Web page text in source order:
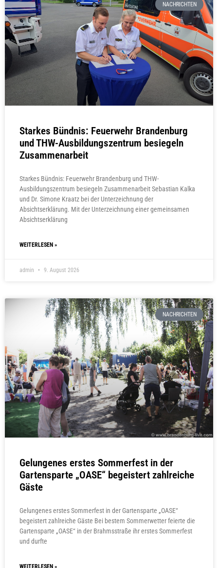
NACHRICHTEN
Starkes Bündnis: Feuerwehr Brandenburg
und THW-Ausbildungszentrum besiegeln
Zusammenarbeit
Starkes Bündnis: Feuerwehr Brandenburg und THW-
Ausbildungszentrum besiegeln Zusammenarbeit Sebastian Kalka
und Dr. Simone Kraatz bei der Unterzeichnung der
Absichtserklärung. Mit der Unterzeichnung einer gemeinsamen
Absichtserklärung
WEITERLESEN »
admin 9. August 2026
NACHRICHTEN
Gelungenes erstes Sommerfest in der
Gartensparte „OASE“ begeistert zahlreiche
Gäste
Gelungenes erstes Sommerfest in der Gartensparte „OASE“
begeistert zahlreiche Gäste Bei bestem Sommerwetter feierte die
Gartensparte „OASE“ in der Brahmsstraße ihr erstes Sommerfest
und durfte
WEITERLESEN »